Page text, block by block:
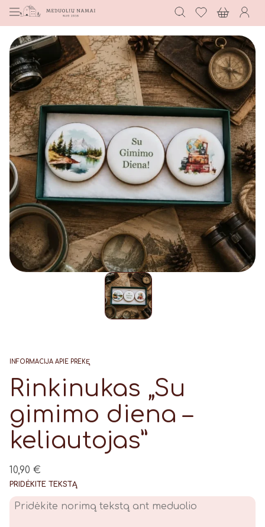
INFORMACIJA APIE PREKĘ
Rinkinukas „Su
gimimo diena –
keliautojas”
10,90 €
PRIDĖKITE TEKSTĄ